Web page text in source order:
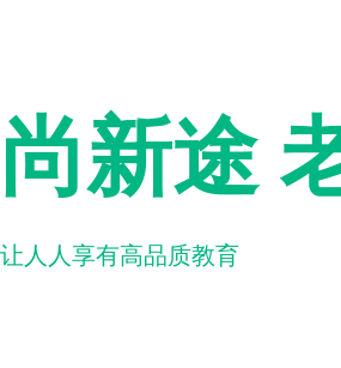
尚新途
让人人享有高品质教育